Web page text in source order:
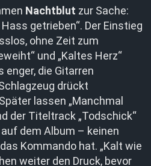
Nachtblut zur Sache:
getrieben“. Der Einstieg
ohne Zeit zum
und „Kaltes Herz“
enger, die Gitarren
drückt
lassen „Manchmal
der Titeltrack „Todschick“
dem Album – keinen
Kommando hat. „Kalt wie
weiter den Druck, bevor